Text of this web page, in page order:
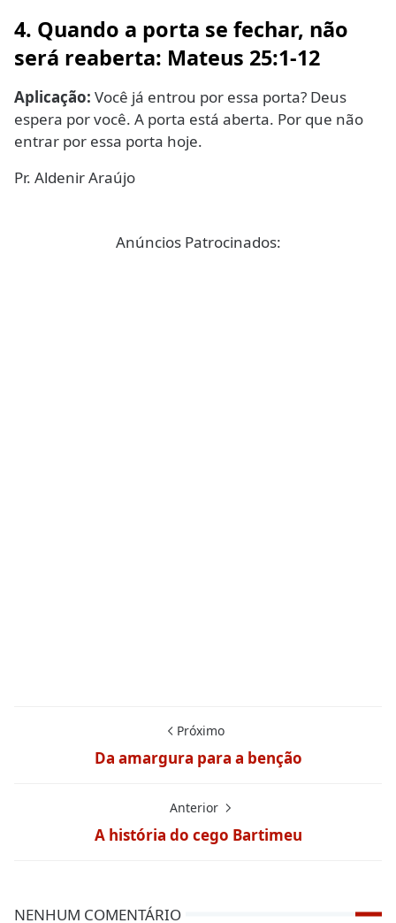
4. Quando a porta se fechar, não
será reaberta: Mateus 25:1-12
Aplicação: Você já entrou por essa porta? Deus
espera por você. A porta está aberta. Por que não
entrar por essa porta hoje.
Pr. Aldenir Araújo
Anúncios Patrocinados:
Próximo
Da amargura para a benção
Anterior
A história do cego Bartimeu
NENHUM COMENTÁRIO